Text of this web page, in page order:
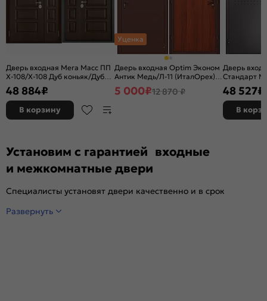
Дверь входная Мега Масс ПП
X-108/X-108 Дуб коньяк/Дуб
коньяк, 2 замка, с ночной
задвижкой
48 884₽
В корзину
Уценка
Дверь входная Optim Эконом
Антик Медь/Л-11 (ИталОрех), 1
замок
5 000₽12 870 ₽
Дверь
Стандарт
букле/Орех
с ночной
48 527₽
В
Установим с гарантией входные
и межкомнатные двери
Специалисты установят двери качественно и в срок
Развернуть